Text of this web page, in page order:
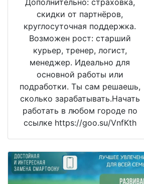
Дополнительно: страховка,
скидки от партнёров,
круглосуточная поддержка.
Возможен рост: старший
курьер, тренер, логист,
менеджер. Идеально для
основной работы или
подработки. Ты сам решаешь,
сколько зарабатывать.Начать
работать в любом городе по
ссылке https://goo.su/VnfKth